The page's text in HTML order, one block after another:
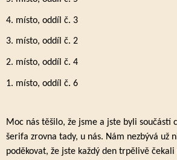
4. místo, oddíl č. 3
3. místo, oddíl č. 2
2. místo, oddíl č. 4
1. místo, oddíl č. 6
Moc nás těšilo, že jsme a jste byli součástí
šerifa zrovna tady, u nás. Nám nezbývá už
poděkovat, že jste každý den trpělivě